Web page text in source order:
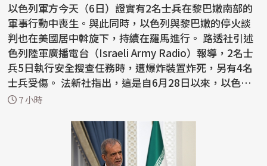
以色列軍方今天（6日）證實有2名士兵在黎巴嫩南部的
軍事行動中喪生。與此同時，以色列與黎巴嫩的停火談
判也在美國居中斡旋下，持續在羅馬進行。 路透社引述
色列陸軍廣播電台（Israeli Army Radio）報導，2名士
兵5日執行安全搜查任務時，遭爆炸裝置炸死，另有4名
士兵受傷。 法新社指出，這是自6月28日以來，以色列
首...7 小時